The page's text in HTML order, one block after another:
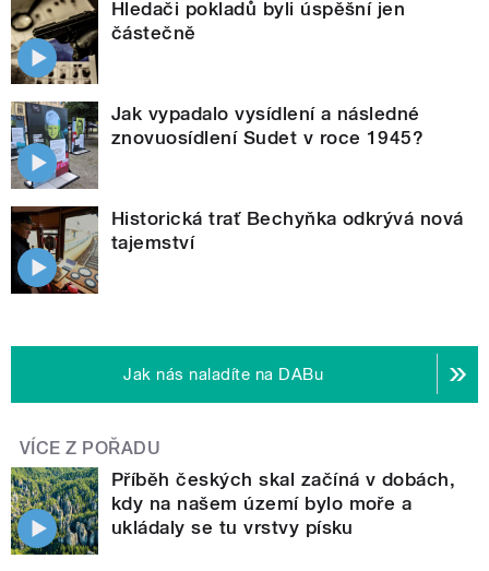
Hledači pokladů byli úspěšní jen
částečně
Jak vypadalo vysídlení a následné
znovuosídlení Sudet v roce 1945?
Historická trať Bechyňka odkrývá nová
tajemství
Jak nás naladíte na DABu
VÍCE Z POŘADU
Příběh českých skal začíná v dobách,
kdy na našem území bylo moře a
ukládaly se tu vrstvy písku